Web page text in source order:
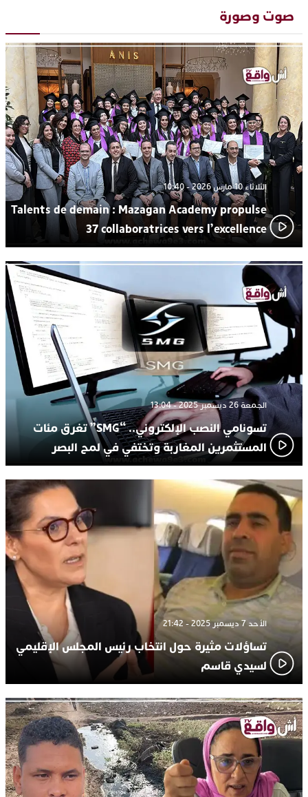
13:30دنيا بوطازوت تواصل تألقها الفني وتؤكد مكانتها بأداء مميز في
“كوفرة فالغيس”
19:11يقظة أمنية تنهي كابوس الفتاة القاصر: كواليس مثيرة لعملية تحرير
رهينتين من قبضة ذي سوابق بالجديدة
17:27اتحاد المقاولات الإعلامية يقود قاطرة التكوين بالجديدة ويستضيف
الإعلامي سعيد بلفقير في دورة استثنائية
صوت وصورة
الثلاثاء 10 مارس 2026 - 10:40
Talents de demain : Mazagan Academy propulse
37 collaboratrices vers l’excellence
الجمعة 26 ديسمبر 2025 - 13:04
تسونامي النصب الإلكتروني.. “SMG” تغرق مئات
المستثمرين المغاربة وتختفي في لمح البصر
الأحد 7 ديسمبر 2025 - 21:42
تساؤلات مثيرة حول انتخاب رئيس المجلس الإقليمي
لسيدي قاسم